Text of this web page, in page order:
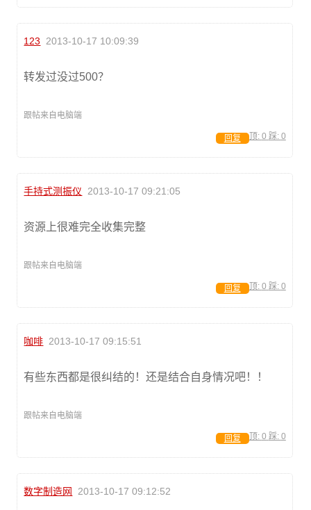
123 2013-10-17 10:09:39
转发过没过500？
跟帖来自电脑端
顶: 0 踩: 0
回复
手持式测振仪 2013-10-17 09:21:05
资源上很难完全收集完整
跟帖来自电脑端
顶: 0 踩: 0
回复
咖啡 2013-10-17 09:15:51
有些东西都是很纠结的！还是结合自身情况吧！！
跟帖来自电脑端
顶: 0 踩: 0
回复
数字制造网 2013-10-17 09:12:52